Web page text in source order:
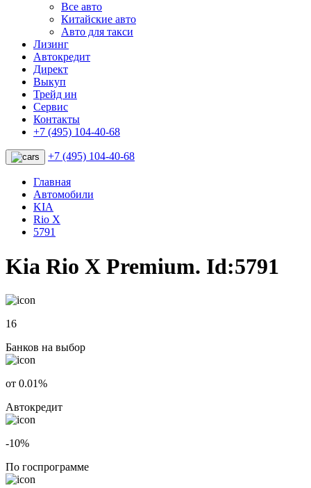
Все авто
Китайские авто
Авто для такси
Лизинг
Автокредит
Директ
Выкуп
Трейд ин
Сервис
Контакты
+7 (495) 104-40-68
+7 (495) 104-40-68
Главная
Автомобили
KIA
Rio X
5791
Kia Rio X Premium. Id:5791
16
Банков на выбор
от 0.01%
Автокредит
-10%
По госпрограмме